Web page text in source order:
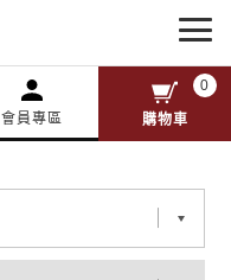
會員專區
0
購物車